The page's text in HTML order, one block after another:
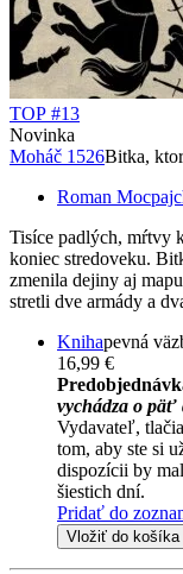
TOP #13
Novinka
Moháč 1526Bitka,
Roman
Tisíce padlých, mŕtvy
koniec stredoveku.
zmenila dejiny aj
stretli dve armády a
Knihapevná
16,99 €
vychádza o päť
Vydavateľ,
tom, aby ste si
dispozícii by
šiestich dní.
Pridať do
Vložiť do košíka